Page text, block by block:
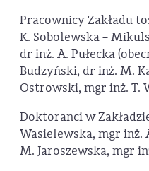
Pracownicy Zakładu to:
K. Sobolewska –
dr inż. A. Pułecka
Budzyński, dr inż. M.
Ostrowski, mgr inż. T.
Doktoranci w
Wasielewska, mgr inż.
M. Jaroszewska, mgr